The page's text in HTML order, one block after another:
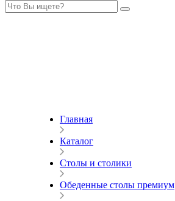
Главная
Каталог
Столы и столики
Обеденные столы премиум